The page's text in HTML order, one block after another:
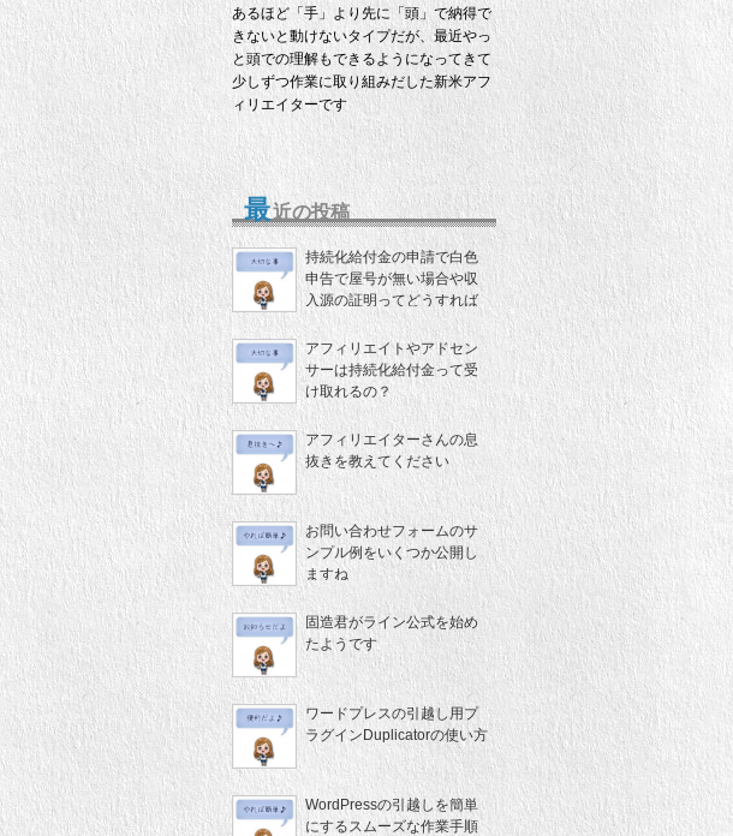
あるほど「手」より先に「頭」で納得で
きないと動けないタイプだが、最近やっ
と頭での理解もできるようになってきて
少しずつ作業に取り組みだした新米アフ
ィリエイターです
最近の投稿
持続化給付金の申請で白色
申告で屋号が無い場合や収
入源の証明ってどうすれば
いいの？
アフィリエイトやアドセン
サーは持続化給付金って受
け取れるの？
アフィリエイターさんの息
抜きを教えてください
お問い合わせフォームのサ
ンプル例をいくつか公開し
ますね
固造君がライン公式を始め
たようです
ワードプレスの引越し用プ
ラグインDuplicatorの使い方
WordPressの引越しを簡単
にするスムーズな作業手順